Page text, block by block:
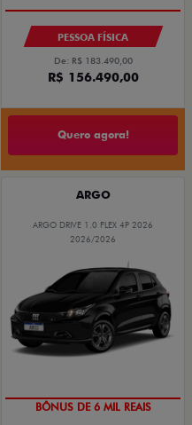
PESSOA FÍSICA
De: R$ 183.490,00
R$ 156.490,00
Quero agora!
ARGO
ARGO DRIVE 1.0 FLEX 4P 2026
2026/2026
BÔNUS DE 6 MIL REAIS